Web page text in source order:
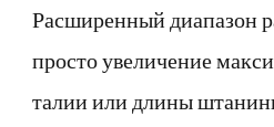
Расширенный диапазон
просто увеличение
талии или длины